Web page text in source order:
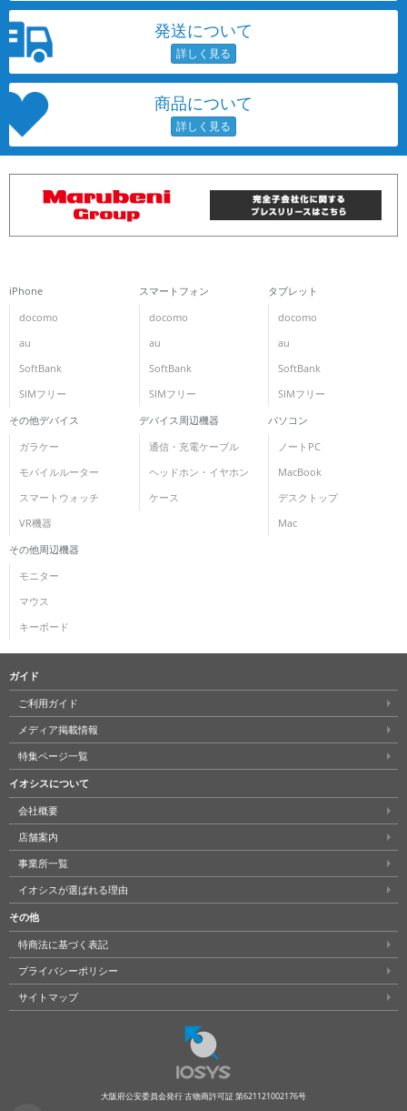
発送について
商品について
iPhone
docomo
au
SoftBank
SIMフリー
スマートフォン
docomo
au
SoftBank
SIMフリー
タブレット
docomo
au
SoftBank
SIMフリー
その他デバイス
ガラケー
モバイルルーター
スマートウォッチ
VR機器
デバイス周辺機器
通信・充電ケーブル
ヘッドホン・イヤホン
ケース
パソコン
ノートPC
MacBook
デスクトップ
Mac
その他周辺機器
モニター
マウス
キーボード
ガイド
ご利用ガイド
メディア掲載情報
特集ページ一覧
イオシスについて
会社概要
店舗案内
事業所一覧
イオシスが選ばれる理由
その他
特商法に基づく表記
プライバシーポリシー
サイトマップ
大阪府公安委員会発行 古物商許可証 第621121002176号